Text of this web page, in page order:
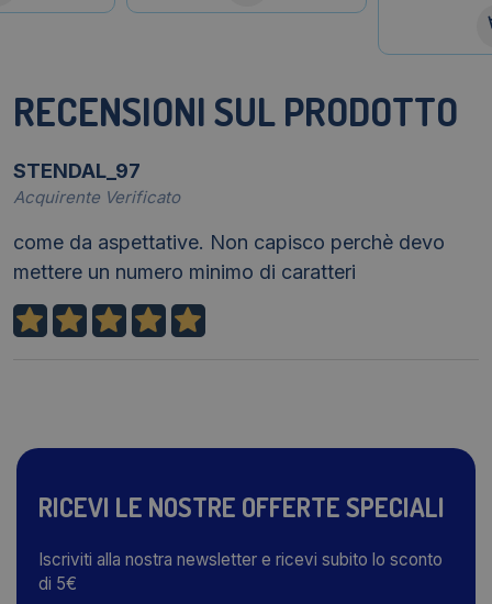
RECENSIONI SUL PRODOTTO
STENDAL_97
Acquirente Verificato
come da aspettative. Non capisco perchè devo
mettere un numero minimo di caratteri
RICEVI LE NOSTRE OFFERTE SPECIALI
Iscriviti alla nostra newsletter e ricevi subito lo sconto
di 5€